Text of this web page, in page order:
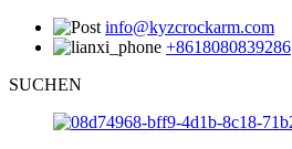
info@kyzcrockarm.com
+8618080839286
SUCHEN